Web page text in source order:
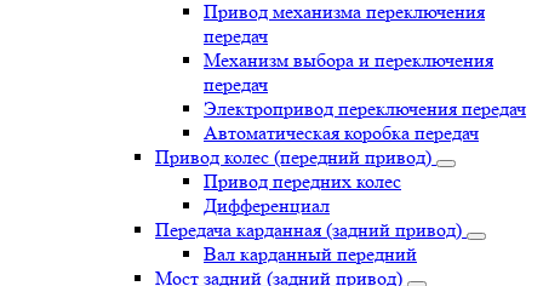
Привод механизма переключения
передач
Механизм выбора и переключения
передач
Электропривод переключения передач
Автоматическая коробка передач
Привод колес (передний привод)
Привод передних колес
Дифференциал
Передача карданная (задний привод)
Вал карданный передний
Мост задний (задний привод)